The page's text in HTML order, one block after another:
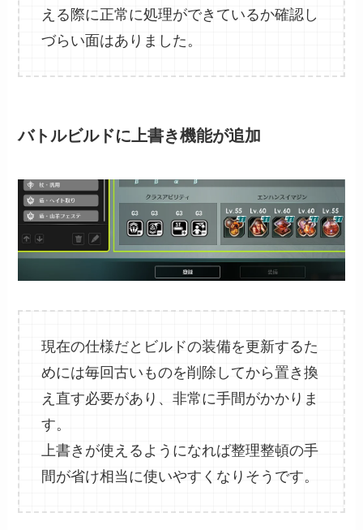
える際に正常に処理ができているか確認し
づらい面はありました。
バトルビルドに上書き機能が追加
現在の仕様だとビルドの装備を更新するた
めには毎回古いものを削除してから置き換
え直す必要があり、非常に手間がかかりま
す。
上書きが使えるようになれば整理整頓の手
間が省け相当に使いやすくなりそうです。